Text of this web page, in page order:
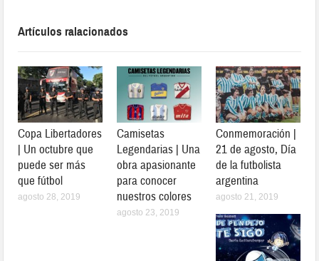
Artículos ralacionados
Copa Libertadores
| Un octubre que
puede ser más
que fútbol
agosto 28, 2019
Camisetas
Legendarias | Una
obra apasionante
para conocer
nuestros colores
agosto 23, 2019
Conmemoración |
21 de agosto, Día
de la futbolista
argentina
agosto 21, 2019